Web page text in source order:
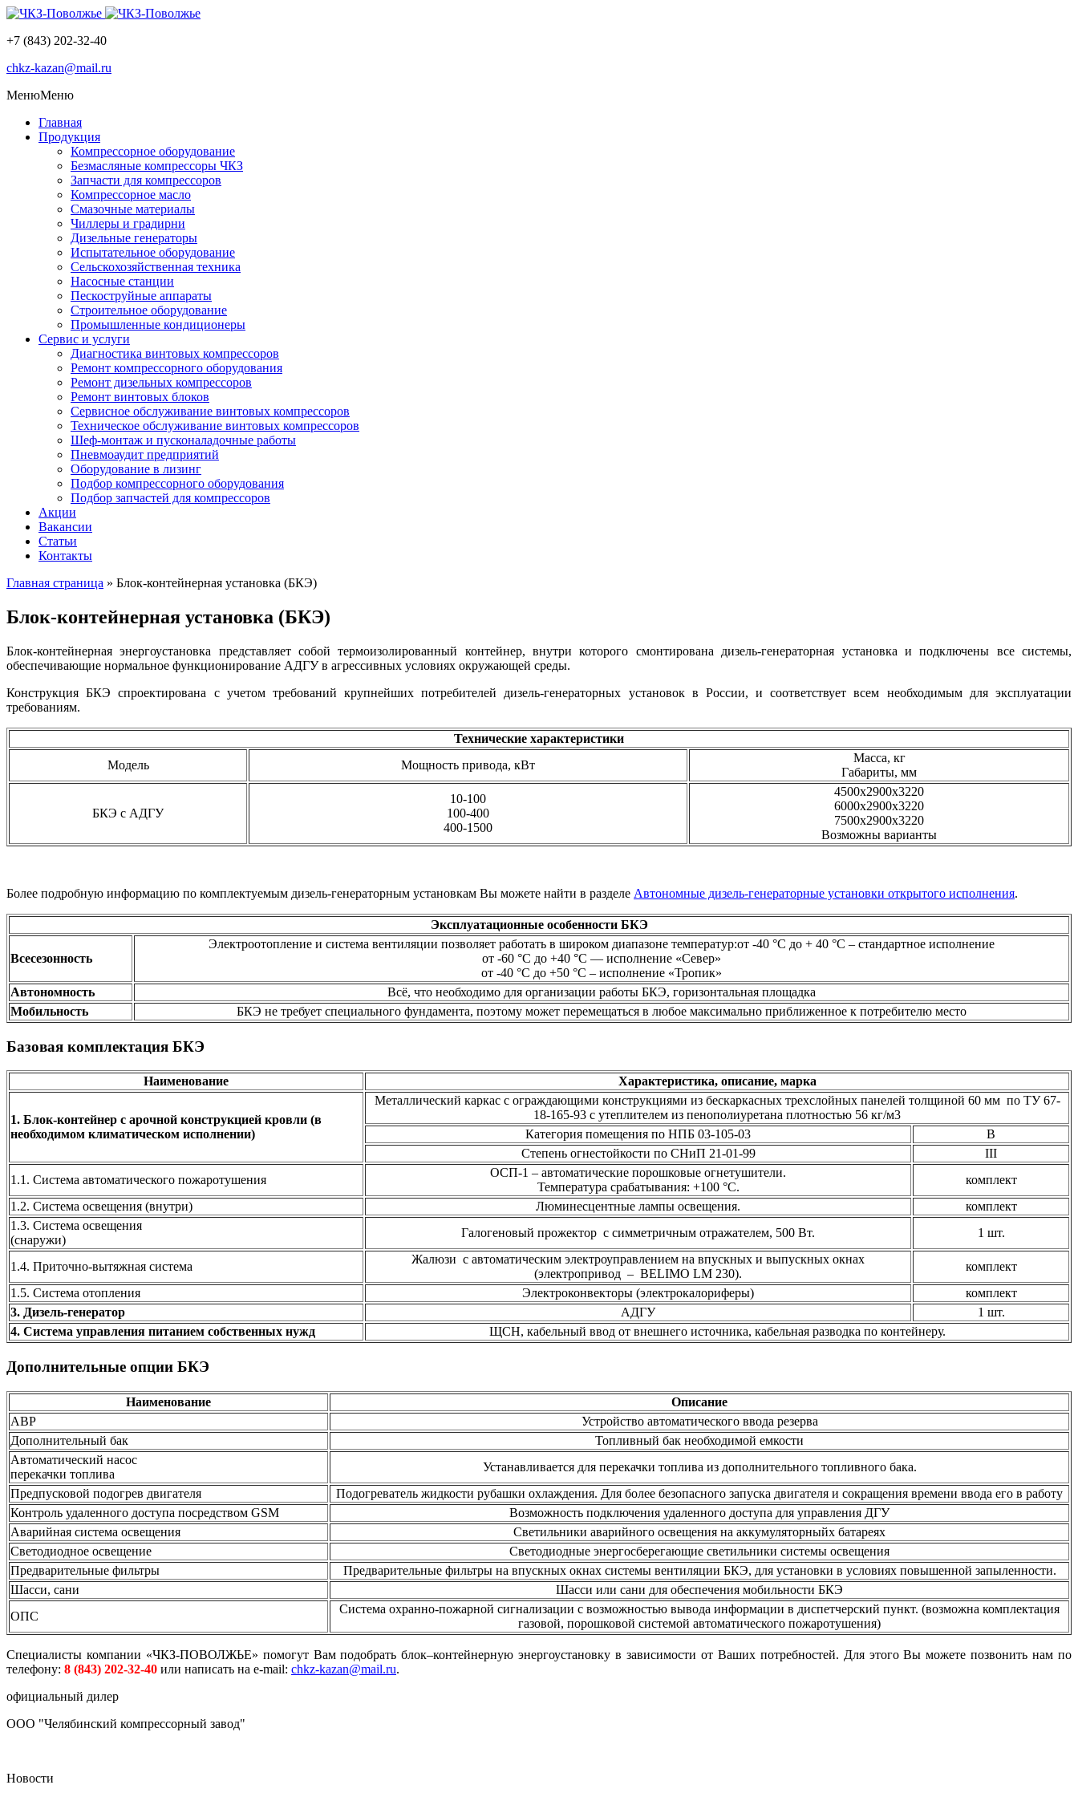
+7 (843) 202-32-40
chkz-kazan@mail.ru
МенюМеню
Главная
Продукция
Компрессорное оборудование
Безмасляные компрессоры ЧКЗ
Запчасти для компрессоров
Компрессорное масло
Смазочные материалы
Чиллеры и градирни
Дизельные генераторы
Испытательное оборудование
Сельскохозяйственная техника
Насосные станции
Пескоструйные аппараты
Строительное оборудование
Промышленные кондиционеры
Сервис и услуги
Диагностика винтовых компрессоров
Ремонт компрессорного оборудования
Ремонт дизельных компрессоров
Ремонт винтовых блоков
Сервисное обслуживание винтовых компрессоров
Техническое обслуживание винтовых компрессоров
Шеф-монтаж и пусконаладочные работы
Пневмоаудит предприятий
Оборудование в лизинг
Подбор компрессорного оборудования
Подбор запчастей для компрессоров
Акции
Вакансии
Статьи
Контакты
Главная страница » Блок-контейнерная установка (БКЭ)
Блок-контейнерная установка (БКЭ)
Блок-контейнерная энергоустановка представляет собой термоизолированный контейнер, внутри которого смонтирована дизель-генераторная установка и подключены все системы,
обеспечивающие нормальное функционирование АДГУ в агрессивных условиях окружающей среды.
Конструкция БКЭ спроектирована с учетом требований крупнейших потребителей дизель-генераторных установок в России, и соответствует всем необходимым для эксплуатации
требованиям.
Технические характеристики
Модель
Мощность привода, кВт
Масса, кг
Габариты, мм
БКЭ с АДГУ
10-100
100-400
400-1500
4500х2900х3220
6000х2900х3220
7500х2900х3220
Возможны варианты
Более подробную информацию по комплектуемым дизель-генераторным установкам Вы можете найти в разделе Автономные дизель-генераторные установки открытого исполнения.
Эксплуатационные особенности БКЭ
Всесезонность
Электроотопление и система вентиляции позволяет работать в широком диапазоне температур:от -40 °С до + 40 °С – стандартное исполнение
от -60 °С до +40 °С — исполнение «Север»
от -40 °С до +50 °С – исполнение «Тропик»
Автономность
Всё, что необходимо для организации работы БКЭ, горизонтальная площадка
Мобильность
БКЭ не требует специального фундамента, поэтому может перемещаться в любое максимально приближенное к потребителю место
Базовая комплектация БКЭ
Наименование Характеристика, описание, марка
1. Блок-контейнер с арочной конструкцией кровли (в
необходимом климатическом исполнении)
Металлический каркас с ограждающими конструкциями из бескаркасных трехслойных панелей толщиной 60 мм по ТУ 67-
18-165-93 с утеплителем из пенополиуретана плотностью 56 кг/м3
Категория помещения по НПБ 03-105-03
В
Степень огнестойкости по СНиП 21-01-99
III
1.1. Система автоматического пожаротушения
ОСП-1 – автоматические порошковые огнетушители.
Температура срабатывания: +100 °С.
комплект
1.2. Система освещения (внутри)
Люминесцентные лампы освещения.
комплект
1.3. Система освещения
(снаружи)
Галогеновый прожектор с симметричным отражателем, 500 Вт. 1 шт.
1.4. Приточно-вытяжная система
Жалюзи с автоматическим электроуправлением на впускных и выпускных окнах
(электропривод – BELIMO LM 230).
комплект
1.5. Система отопления
Электроконвекторы (электрокалориферы)
комплект
3. Дизель-генератор
АДГУ
1 шт.
4. Система управления питанием собственных нужд
ЩСН, кабельный ввод от внешнего источника, кабельная разводка по контейнеру.
Дополнительные опции БКЭ
Наименование
Описание
АВР
Устройство автоматического ввода резерва
Дополнительный бак
Топливный бак необходимой емкости
Автоматический насос
перекачки топлива
Устанавливается для перекачки топлива из дополнительного топливного бака.
Предпусковой подогрев двигателя
Подогреватель жидкости рубашки охлаждения. Для более безопасного запуска двигателя и сокращения времени ввода его в работу
Контроль удаленного доступа посредством GSM
Возможность подключения удаленного доступа для управления ДГУ
Аварийная система освещения
Светильники аварийного освещения на аккумуляторныйх батареях
Светодиодное освещение
Светодиодные энергосберегающие светильники системы освещения
Предварительные фильтры
Предварительные фильтры на впускных окнах системы вентиляции БКЭ, для установки в условиях повышенной запыленности.
Шасси, сани
Шасси или сани для обеспечения мобильности БКЭ
ОПС
Система охранно-пожарной сигнализации с возможностью вывода информации в диспетчерский пункт. (возможна комплектация
газовой, порошковой системой автоматического пожаротушения)
Специалисты компании «ЧКЗ-ПОВОЛЖЬЕ» помогут Вам подобрать блок–контейнерную энергоустановку в зависимости от Ваших потребностей. Для этого Вы можете позвонить нам по
телефону: 8 (843) 202-32-40 или написать на e-mail: chkz-kazan@mail.ru.
официальный дилер
ООО "Челябинский компрессорный завод"
Новости